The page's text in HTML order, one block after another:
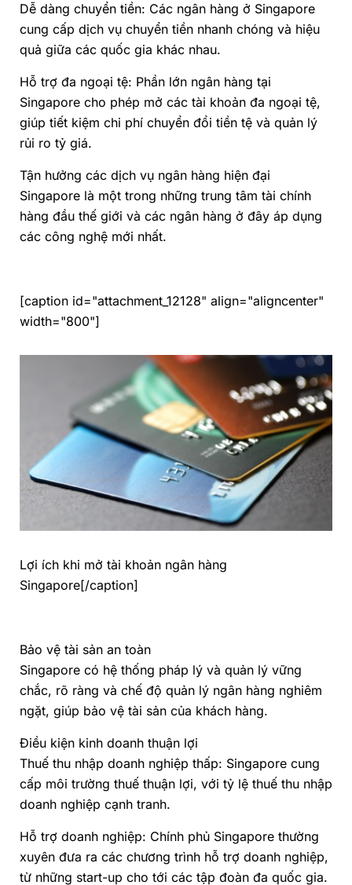
Dễ dàng chuyển tiền: Các ngân hàng ở Singapore
cung cấp dịch vụ chuyển tiền nhanh chóng và hiệu
quả giữa các quốc gia khác nhau.
Hỗ trợ đa ngoại tệ: Phần lớn ngân hàng tại
Singapore cho phép mở các tài khoản đa ngoại tệ,
giúp tiết kiệm chi phí chuyển đổi tiền tệ và quản lý
rủi ro tỷ giá.
Tận hưởng các dịch vụ ngân hàng hiện đại
Singapore là một trong những trung tâm tài chính
hàng đầu thế giới và các ngân hàng ở đây áp dụng
các công nghệ mới nhất.
[caption id="attachment_12128" align="aligncenter"
width="800"]
Lợi ích khi mở tài khoản ngân hàng
Singapore[/caption]
Bảo vệ tài sản an toàn
Singapore có hệ thống pháp lý và quản lý vững
chắc, rõ ràng và chế độ quản lý ngân hàng nghiêm
ngặt, giúp bảo vệ tài sản của khách hàng.
Điều kiện kinh doanh thuận lợi
Thuế thu nhập doanh nghiệp thấp: Singapore cung
cấp môi trường thuế thuận lợi, với tỷ lệ thuế thu nhập
doanh nghiệp cạnh tranh.
Hỗ trợ doanh nghiệp: Chính phủ Singapore thường
xuyên đưa ra các chương trình hỗ trợ doanh nghiệp,
từ những start-up cho tới các tập đoàn đa quốc gia.